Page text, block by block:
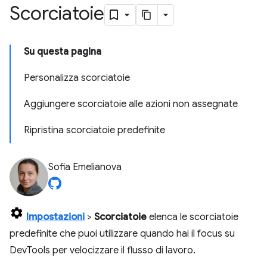
Scorciatoie
Su questa pagina
Personalizza scorciatoie
Aggiungere scorciatoie alle azioni non assegnate
Ripristina scorciatoie predefinite
Sofia Emelianova
Impostazioni > Scorciatoie elenca le scorciatoie
predefinite che puoi utilizzare quando hai il focus su
DevTools per velocizzare il flusso di lavoro.